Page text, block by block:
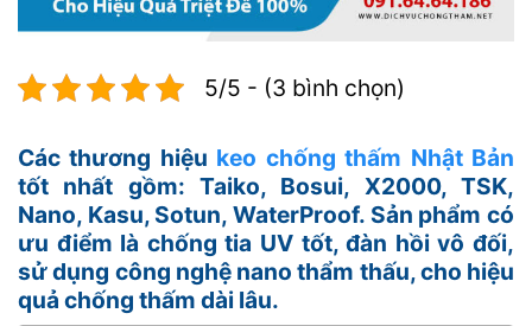
5/5 - (3 bình chọn)
Các thương hiệu keo chống thấm Nhật Bản
tốt nhất gồm: Taiko, Bosui, X2000, TSK,
Nano, Kasu, Sotun, WaterProof. Sản phẩm có
ưu điểm là chống tia UV tốt, đàn hồi vô đối,
sử dụng công nghệ nano thẩm thấu, cho hiệu
quả chống thấm dài lâu.